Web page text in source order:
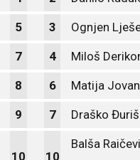
5 3 Ognjen
7 4 Miloš
8 6 Matija
9 7 Draško
10 10
Balša